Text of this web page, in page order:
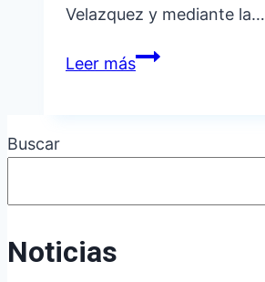
Velazquez y mediante la…
Leer másEL
VA
COLE»
Buscar
Noticias